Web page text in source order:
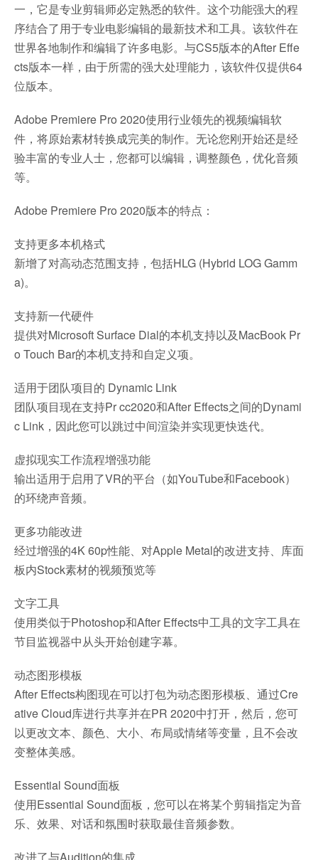
一，它是专业剪辑师必定熟悉的软件。这个功能强大的程
序结合了用于专业电影编辑的最新技术和工具。该软件在
世界各地制作和编辑了许多电影。与CS5版本的After Effe
cts版本一样，由于所需的强大处理能力，该软件仅提供64
位版本。
Adobe Premiere Pro 2020使用行业领先的视频编辑软
件，将原始素材转换成完美的制作。无论您刚开始还是经
验丰富的专业人士，您都可以编辑，调整颜色，优化音频
等。
Adobe Premiere Pro 2020版本的特点：
支持更多本机格式
新增了对高动态范围支持，包括HLG (Hybrid LOG Gamm
a)。
支持新一代硬件
提供对Microsoft Surface Dial的本机支持以及MacBook Pr
o Touch Bar的本机支持和自定义项。
适用于团队项目的 Dynamic Link
团队项目现在支持Pr cc2020和After Effects之间的Dynami
c Link，因此您可以跳过中间渲染并实现更快迭代。
虚拟现实工作流程增强功能
输出适用于启用了VR的平台（如YouTube和Facebook）
的环绕声音频。
更多功能改进
经过增强的4K 60p性能、对Apple Metal的改进支持、库面
板内Stock素材的视频预览等
文字工具
使用类似于Photoshop和After Effects中工具的文字工具在
节目监视器中从头开始创建字幕。
动态图形模板
After Effects构图现在可以打包为动态图形模板、通过Cre
ative Cloud库进行共享并在PR 2020中打开，然后，您可
以更改文本、颜色、大小、布局或情绪等变量，且不会改
变整体美感。
Essential Sound面板
使用Essential Sound面板，您可以在将某个剪辑指定为音
乐、效果、对话和氛围时获取最佳音频参数。